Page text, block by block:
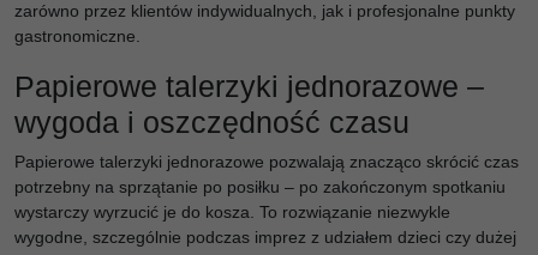
zarówno przez klientów indywidualnych, jak i profesjonalne punkty
gastronomiczne.
Papierowe talerzyki jednorazowe –
wygoda i oszczędność czasu
Papierowe talerzyki jednorazowe pozwalają znacząco skrócić czas
potrzebny na sprzątanie po posiłku – po zakończonym spotkaniu
wystarczy wyrzucić je do kosza. To rozwiązanie niezwykle
wygodne, szczególnie podczas imprez z udziałem dzieci czy dużej